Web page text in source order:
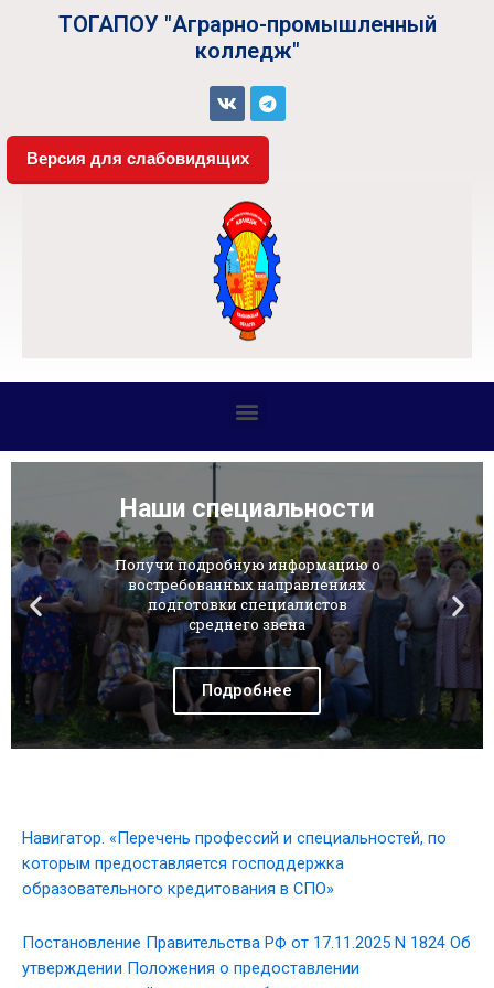
ТОГАПОУ "Аграрно-промышленный
колледж"
Версия для слабовидящих
Наши специальности
Получи подробную информацию о
востребованных направлениях
подготовки специалистов
среднего звена
Подробнее
Навигатор. «Перечень профессий и специальностей, по
которым предоставляется господдержка
образовательного кредитования в СПО»
Постановление Правительства РФ от 17.11.2025 N 1824 Об
утверждении Положения о предоставлении